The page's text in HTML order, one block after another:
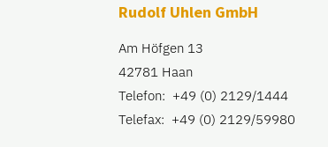
Rudolf Uhlen GmbH
Am Höfgen 13
42781 Haan
Telefon: +49 (0) 2129/1444
Telefax: +49 (0) 2129/59980